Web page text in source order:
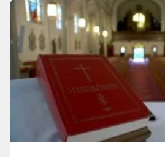
KÉPESSÉGÉNEK
NYITOGATÁSA